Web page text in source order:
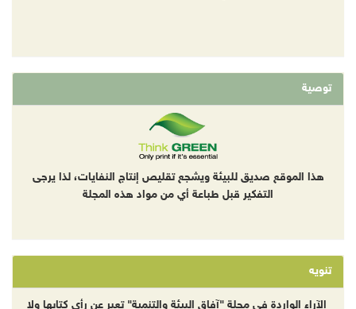
توصية
هذا الموقع صديق للبيئة ويشجع تقليص إنتاج النفايات، لذا يرجى
التفكير قبل طباعة أي من مواد هذه المجلة
تنويه
الآراء الواردة في مجلة "آفاق البيئة والتنمية" تعبر عن رأي كتابها ولا